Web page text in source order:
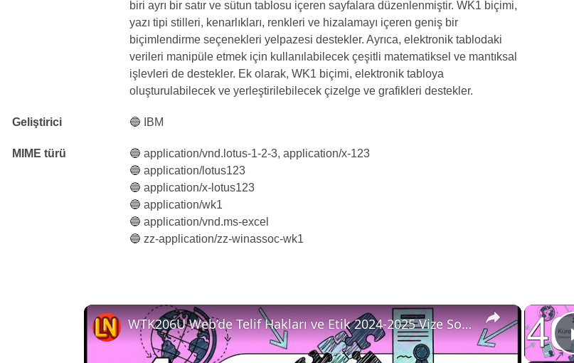
biri ayrı bir satır ve sütun tablosu içeren sayfalara düzenlenmiştir. WK1 biçimi,
yazı tipi stilleri, kenarlıkları, renkleri ve hizalamayı içeren geniş bir
biçimlendirme seçenekleri yelpazesi destekler. Ayrıca, elektronik tablodaki
verileri manipüle etmek için kullanılabilecek çeşitli matematiksel ve mantıksal
işlevleri de destekler. Ek olarak, WK1 biçimi, elektronik tabloya
oluşturulabilecek ve yerleştirilebilecek çizelge ve grafikleri destekler.
Geliştirici 🔵 IBM
MIME türü
🔵 application/vnd.lotus-1-2-3, application/x-123
🔵 application/lotus123
🔵 application/x-lotus123
🔵 application/wk1
🔵 application/vnd.ms-excel
🔵 zz-application/zz-winassoc-wk1
×
WTK206U Web’de Telif Hakları ve Etik 2024-2025 Vize Soruları